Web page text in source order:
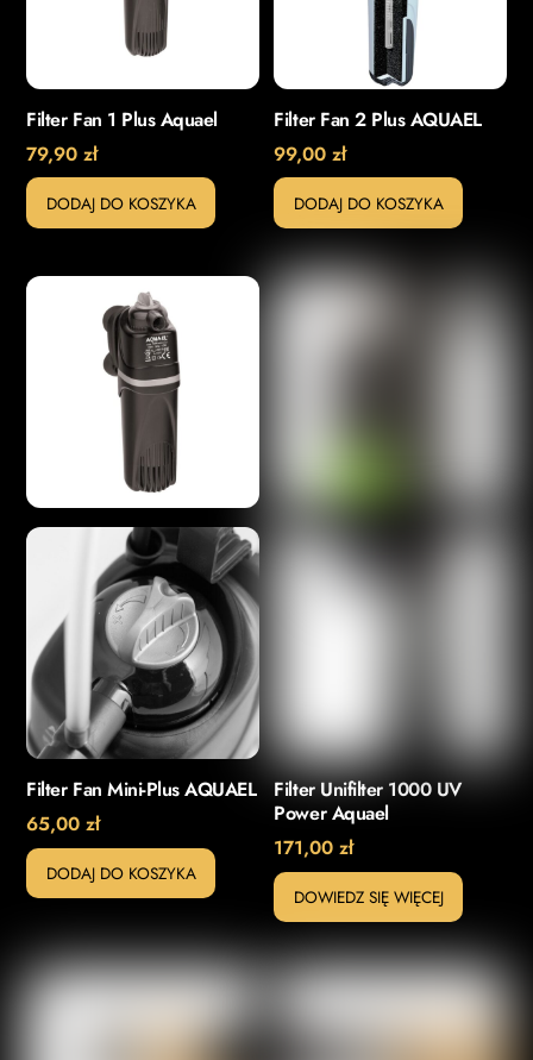
Filter Fan 1 Plus Aquael
79,90zł
DODAJ DO KOSZYKA
Filter Fan 2 Plus AQUAEL
99,00zł
DODAJ DO KOSZYKA
Filter Fan Mini-Plus AQUAEL
65,00zł
DODAJ DO KOSZYKA
Filter Unifilter 1000 UV
Power Aquael
171,00zł
DOWIEDZ SIĘ WIĘCEJ